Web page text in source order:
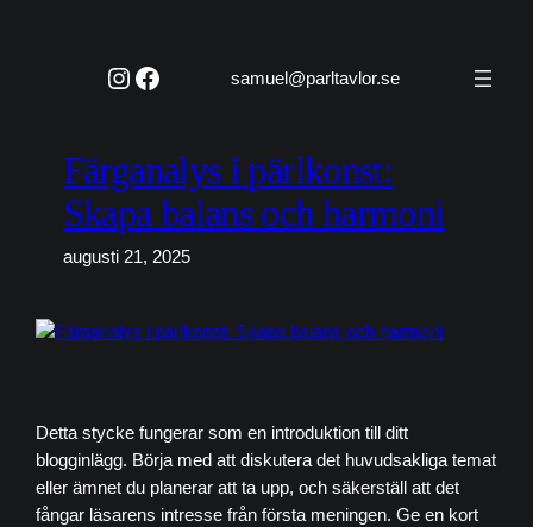
Instagram
Facebooksamuel@parltavlor.se
Färganalys i pärlkonst:
Skapa balans och harmoni
augusti 21, 2025
Detta stycke fungerar som en introduktion till ditt
blogginlägg. Börja med att diskutera det huvudsakliga temat
eller ämnet du planerar att ta upp, och säkerställ att det
fångar läsarens intresse från första meningen. Ge en kort